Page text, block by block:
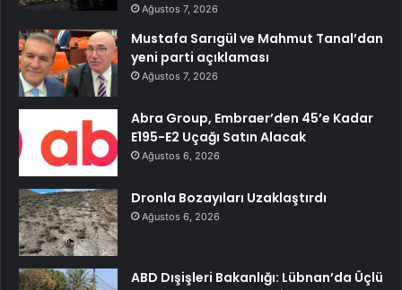
Ağustos 7, 2026
Mustafa Sarıgül ve Mahmut Tanal’dan
yeni parti açıklaması
Ağustos 7, 2026
Abra Group, Embraer’den 45’e Kadar
E195-E2 Uçağı Satın Alacak
Ağustos 6, 2026
Dronla Bozayıları Uzaklaştırdı
Ağustos 6, 2026
ABD Dışişleri Bakanlığı: Lübnan’da Üçlü